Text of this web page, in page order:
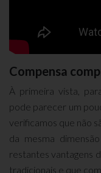
Compensa
À primeira vista,
pode parecer um
verificamos que não
da mesma
restantes vantagens
tradicionais e que